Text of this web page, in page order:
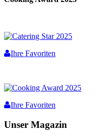
Ihre Favoriten
Ihre Favoriten
Unser Magazin